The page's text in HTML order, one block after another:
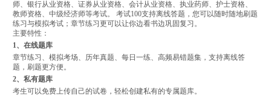
师、银行从业资格、证券从业资格、会计从业资格、执业药师、护士资格、
教师资格、中级经济师等考试。 考试100支持离线答题，您可以随时随地刷题
练习与模拟考试；章节练习更可以让你边看书边巩固复习。
主要特性：
1、在线题库
章节练习、模拟考场、历年真题、每日一练、高频易错题集，支持离线答
题，刷题更方便。
2、私有题库
考生可以免费上传自己的试卷，轻松创建私有的专属题库。